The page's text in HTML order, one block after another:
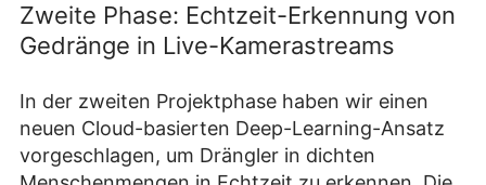
Zweite Phase: Echtzeit-Erkennung von
Gedränge in Live-Kamerastreams
In der zweiten Projektphase haben wir einen
neuen Cloud-basierten Deep-Learning-Ansatz
vorgeschlagen, um Drängler in dichten